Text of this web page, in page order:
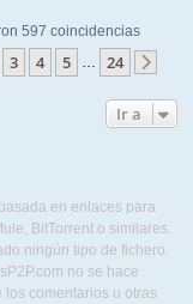
597 coincidencias
de 24
3 4 5 … 24
Ir a
en enlaces para
BitTorrent o similares.
ningún tipo de fichero.
no se hace
los comentarios u otras